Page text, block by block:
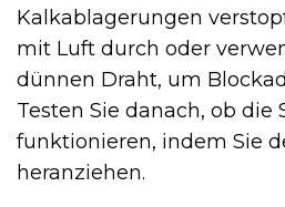
Kalkablagerungen
mit Luft durch oder
dünnen Draht, um
Testen Sie danach, ob die
funktionieren, indem Sie
heranziehen.